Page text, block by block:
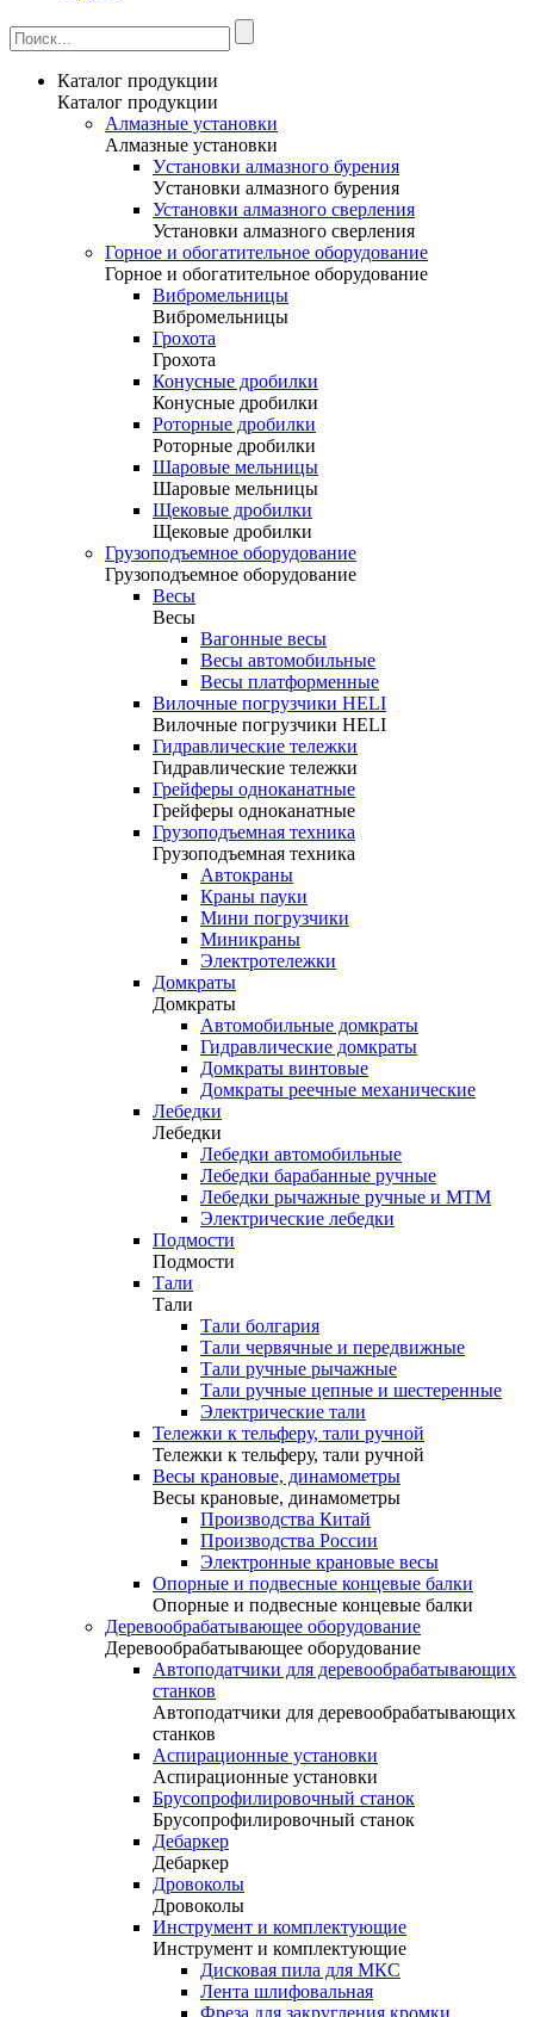
Каталог продукции
Каталог продукции
Алмазные установки
Алмазные установки
Уcтановки алмазного бурения
Уcтановки алмазного бурения
Установки алмазного сверления
Установки алмазного сверления
Горное и обогатительное оборудование
Горное и обогатительное оборудование
Вибромельницы
Вибромельницы
Грохота
Грохота
Конусные дробилки
Конусные дробилки
Роторные дробилки
Роторные дробилки
Шаровые мельницы
Шаровые мельницы
Щековые дробилки
Щековые дробилки
Грузоподъемное оборудование
Грузоподъемное оборудование
Весы
Весы
Вагонные весы
Весы автомобильные
Весы платформенные
Вилочные погрузчики HELI
Вилочные погрузчики HELI
Гидравлические тележки
Гидравлические тележки
Грейферы одноканатные
Грейферы одноканатные
Грузоподъемная техника
Грузоподъемная техника
Автокраны
Краны пауки
Мини погрузчики
Миникраны
Электротележки
Домкраты
Домкраты
Автомобильные домкраты
Гидравлические домкраты
Домкраты винтовые
Домкраты реечные механические
Лебедки
Лебедки
Лебедки автомобильные
Лебедки барабанные ручные
Лебедки рычажные ручные и МТМ
Электрические лебедки
Подмости
Подмости
Тали
Тали
Тали болгария
Тали червячные и передвижные
Тали ручные рычажные
Тали ручные цепные и шестеренные
Электрические тали
Тележки к тельферу, тали ручной
Тележки к тельферу, тали ручной
Весы крановые, динамометры
Весы крановые, динамометры
Производства Китай
Производства России
Электронные крановые весы
Опорные и подвесные концевые балки
Опорные и подвесные концевые балки
Деревообрабатывающее оборудование
Деревообрабатывающее оборудование
Автоподатчики для деревообрабатывающих
станков
Автоподатчики для деревообрабатывающих
станков
Аспирационные установки
Аспирационные установки
Брусопрофилировочный станок
Брусопрофилировочный станок
Дебаркер
Дебаркер
Дровоколы
Дровоколы
Инструмент и комплектующие
Инструмент и комплектующие
Дисковая пила для МКС
Лента шлифовальная
Фреза для закругления кромки